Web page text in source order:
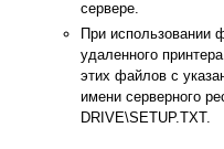
сервере.
При использовании
удаленного
этих файлов с
имени серверного
DRIVE\SETUP.TXT.